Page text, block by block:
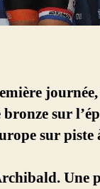
sur
sur
Une